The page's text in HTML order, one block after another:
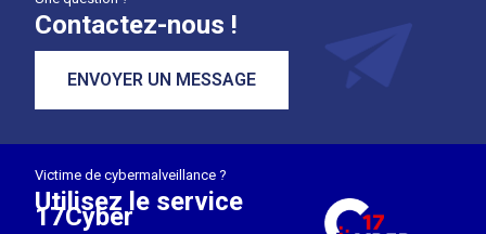
Contactez-nous !
ENVOYER UN MESSAGE
Victime de cybermalveillance ?
Utilisez le service
17Cyber